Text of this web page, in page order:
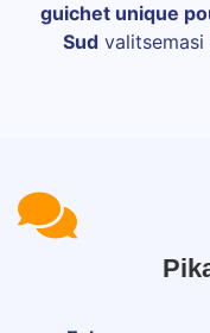
guichet unique
Sud